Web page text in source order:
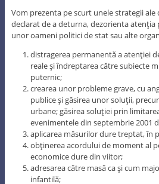
Vom prezenta pe scurt unele strategii ale
declarat de a deturna, dezorienta atenţia
unor oameni politici de stat sau alte
distragerea permanentă a atenţiei
reale şi îndreptarea către subiecte
puternic;
crearea unor probleme grave, cu
publice şi găsirea unor soluţii,
urbane; găsirea soluţiei prin
evenimentele din septembrie 2001
aplicarea măsurilor dure treptat, în
obţinerea acordului de moment al
economice dure din viitor;
adresarea către masă ca şi cum
infantilă;